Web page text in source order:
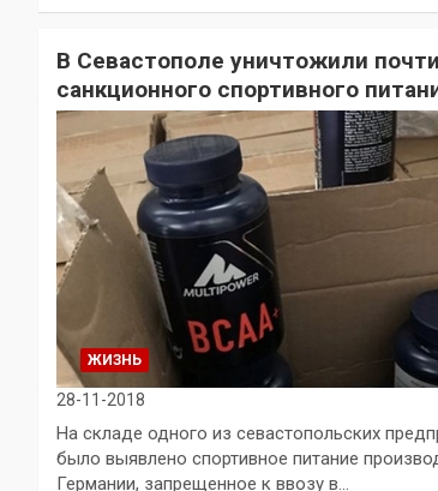
В Севастополе уничтожили
санкционного спортивного
ЖИЗНЬ
28-11-2018
На складе одного из севастопольских
было выявлено спортивное питание
Германии, запрещенное к ввозу в…